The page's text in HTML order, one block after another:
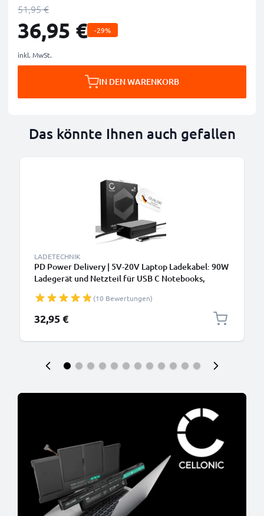
51,95 €
36,95 € -29%
inkl. MwSt.
IN DEN WARENKORB
Das könnte Ihnen auch gefallen
LADETECHNIK
PD Power Delivery | 5V-20V Laptop Ladekabel: 90W
Ladegerät und Netzteil für USB C Notebooks,
Netzkabel CC-PD90(10 Bewertungen)
32,95 €